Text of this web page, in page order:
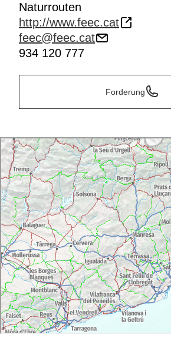
Naturrouten
http://www.feec.cat
feec@feec.cat
934 120 777
Forderung